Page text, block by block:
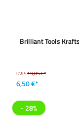
Brilliant Tools
UVP:19,85 €*
6,50 €*
- 28%